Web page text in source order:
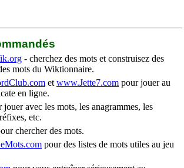
- cherchez des mots et construisez des
mots du Wiktionnaire.
et www.Jette7.com pour jouer au
en ligne.
jouer avec les mots, les anagrammes, les
etc.
chercher des mots.
pour des listes de mots utiles au jeu